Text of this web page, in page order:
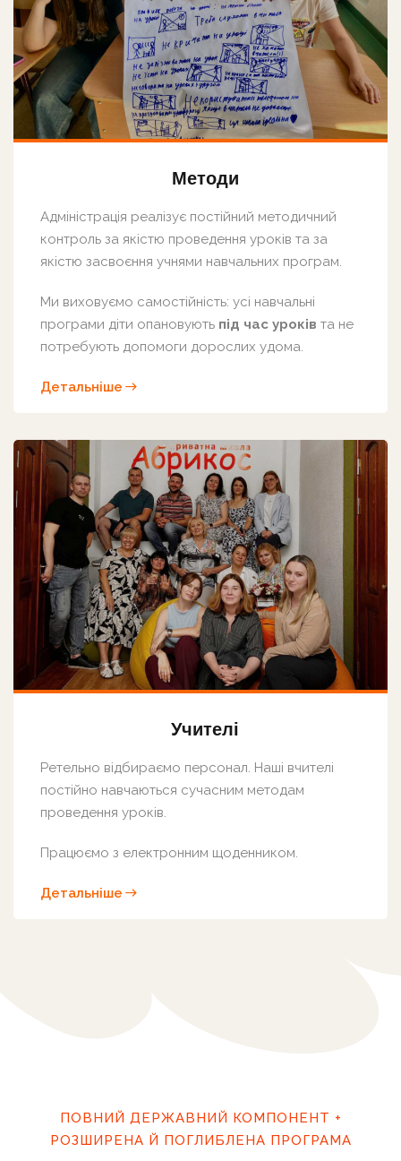
Методи
Адміністрація реалізує постійний методичний
контроль за якістю проведення уроків та за
якістю засвоєння учнями навчальних програм.
Ми виховуємо самостійність: усі навчальні
програми діти опановують під час уроків та не
потребують допомоги дорослих удома.
Детальніше
Учителі
Ретельно відбираємо персонал. Наші вчителі
постійно навчаються сучасним методам
проведення уроків.
Працюємо з електронним щоденником.
Детальніше
ПОВНИЙ ДЕРЖАВНИЙ КОМПОНЕНТ +
РОЗШИРЕНА Й ПОГЛИБЛЕНА ПРОГРАМА